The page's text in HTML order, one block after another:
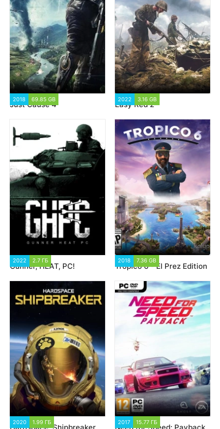
2018 69.85 GB
Just Cause 4
2022 3.16 GB
Easy Red 2
2022 2.7 ГБ
Gunner, HEAT, PC!
2018 7.36 GB
Tropico 6 - El Prez Edition
2020 1.99 ГБ 2017 15.77 ГБ